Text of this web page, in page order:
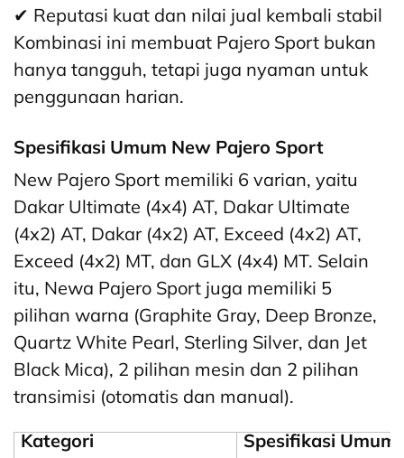
✔ Reputasi kuat dan nilai jual kembali stabil
Kombinasi ini membuat Pajero Sport bukan
hanya tangguh, tetapi juga nyaman untuk
penggunaan harian.
Spesifikasi Umum New Pajero Sport
New Pajero Sport memiliki 6 varian, yaitu
Dakar Ultimate (4x4) AT, Dakar Ultimate
(4x2) AT, Dakar (4x2) AT, Exceed (4x2) AT,
Exceed (4x2) MT, dan GLX (4x4) MT. Selain
itu, Newa Pajero Sport juga memiliki 5
pilihan warna (Graphite Gray, Deep Bronze,
Quartz White Pearl, Sterling Silver, dan Jet
Black Mica), 2 pilihan mesin dan 2 pilihan
transimisi (otomatis dan manual).
Kategori
Spesifikasi Umum